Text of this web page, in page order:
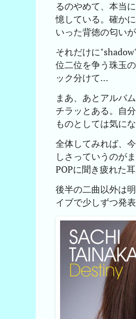
るのやめて、本当
憶している。確か
いった背徳の匂いが
それだけに
位二位を争う珠玉
ック分けて…
まあ、あとアルバ
チラッとある。自
ものとしては気に
全体してみれば、
しさっていうのが
POPに聞き疲れた
後半の二曲以外は
イブで少しずつ発